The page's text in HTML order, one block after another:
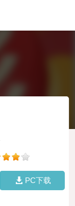
PC下载